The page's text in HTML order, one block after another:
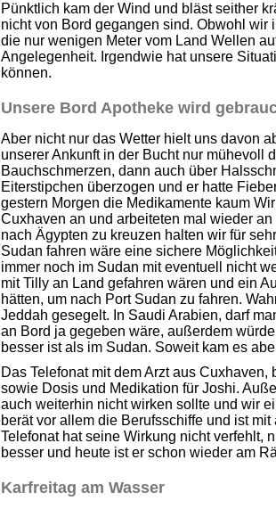
Pünktlich kam der Wind und bläst seither
nicht von Bord gegangen sind. Obwohl
die nur wenigen Meter vom Land Wellen
Angelegenheit. Irgendwie hat unsere
können.
Unsere Bord Apotheke wird
Aber nicht nur das Wetter hielt uns davon
unserer Ankunft in der Bucht nur mühevoll
Bauchschmerzen, dann auch über
Eiterstipchen überzogen und er hatte
gestern Morgen die Medikamente kaum
Cuxhaven an und arbeiteten mal wieder
nach Ägypten zu kreuzen halten wir für
Sudan fahren wäre eine sichere
immer noch im Sudan mit eventuell nicht
mit Tilly an Land gefahren wären und ein
hätten, um nach Port Sudan zu fahren.
Jeddah gesegelt. In Saudi Arabien, darf
an Bord ja gegeben wäre, außerdem
besser ist als im Sudan. Soweit kam es
Das Telefonat mit dem Arzt aus
sowie Dosis und Medikation für Joshi.
auch weiterhin nicht wirken sollte und wir
berät vor allem die Berufsschiffe und ist
Telefonat hat seine Wirkung nicht verfehlt,
besser und heute ist er schon wieder am
Karfreitag am Wasser